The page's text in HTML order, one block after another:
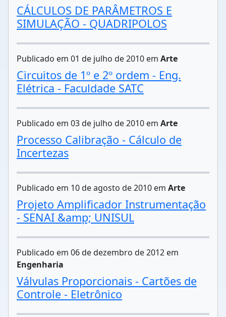
CÁLCULOS DE PARÂMETROS E
SIMULAÇÃO - QUADRIPOLOS
Publicado em 01 de julho de 2010 em Arte
Circuitos de 1º e 2º ordem - Eng.
Elétrica - Faculdade SATC
Publicado em 03 de julho de 2010 em Arte
Processo Calibração - Cálculo de
Incertezas
Publicado em 10 de agosto de 2010 em Arte
Projeto Amplificador Instrumentação
- SENAI &amp; UNISUL
Publicado em 06 de dezembro de 2012 em
Engenharia
Válvulas Proporcionais - Cartões de
Controle - Eletrônico